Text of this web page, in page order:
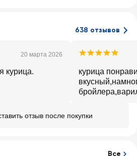
638 отзывов
20 марта 2026
курица.
курица
отзыв после покупки
Все